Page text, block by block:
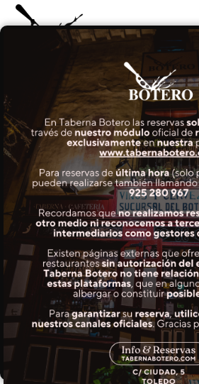
MENÚS HABITUALES
COCTELERÍA
VINOS
TABERNA
REGALA
INFORMACIÓN Y RESERVAS
EMPLEO
Mala Suerte
8,5€